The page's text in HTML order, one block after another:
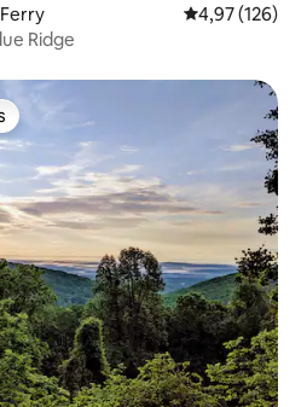
Évaluation
4,97 (126)
Ridge